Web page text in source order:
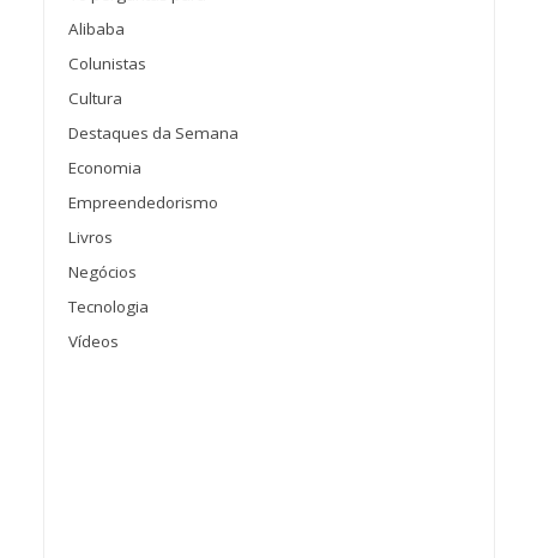
Alibaba
Colunistas
Cultura
Destaques da Semana
Economia
Empreendedorismo
Livros
Negócios
Tecnologia
Vídeos